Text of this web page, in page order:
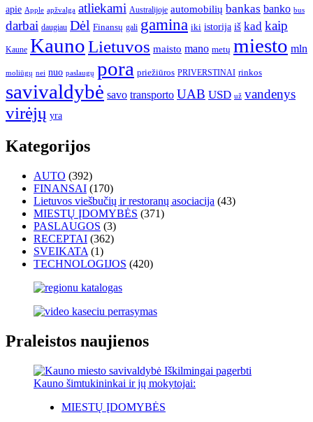
apie Apple apžvalga atliekami Australijoje automobilių bankas banko bus
darbai daugiau Dėl Finansų gali gamina iki istorija iš kad kaip
Kaune KaunoLietuvos maisto mano metų miesto mln
moliūgų nei nuo paslaugų pora priežiūros PRIVERSTINAI rinkos
savivaldybė savo transporto UAB USD už vandenys
virėjų yra
Kategorijos
AUTO (392)
FINANSAI (170)
Lietuvos viešbučių ir restoranų asociacija (43)
MIESTŲ ĮDOMYBĖS (371)
PASLAUGOS (3)
RECEPTAI (362)
SVEIKATA (1)
TECHNOLOGIJOS (420)
Praleistos naujienos
MIESTŲ ĮDOMYBĖS